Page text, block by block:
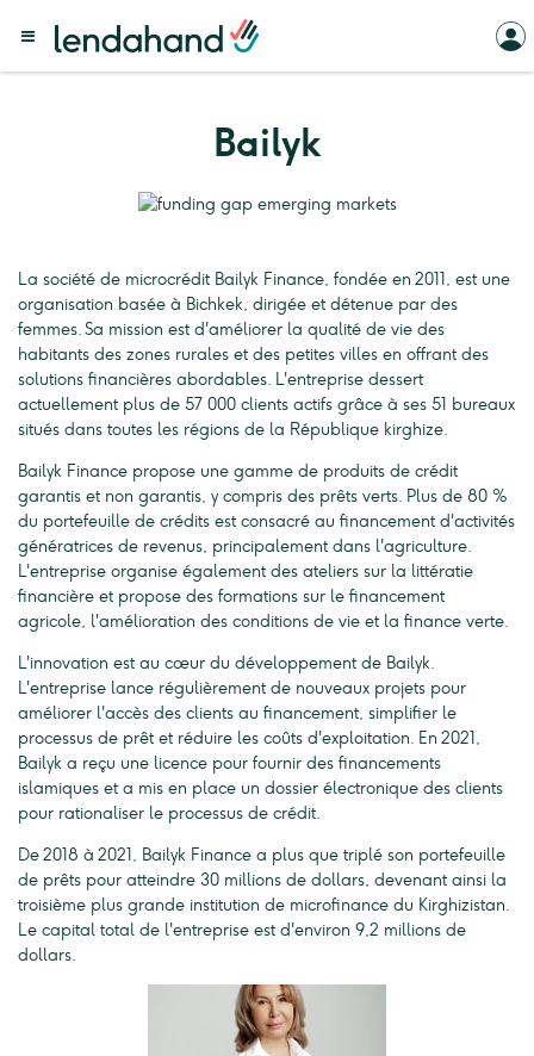
Bailyk
La société de microcrédit Bailyk Finance, fondée en 2011, est une
organisation basée à Bichkek, dirigée et détenue par des
femmes. Sa mission est d'améliorer la qualité de vie des
habitants des zones rurales et des petites villes en offrant des
solutions financières abordables. L'entreprise dessert
actuellement plus de 57 000 clients actifs grâce à ses 51 bureaux
situés dans toutes les régions de la République kirghize.
Bailyk Finance propose une gamme de produits de crédit
garantis et non garantis, y compris des prêts verts. Plus de 80 %
du portefeuille de crédits est consacré au financement d'activités
génératrices de revenus, principalement dans l'agriculture.
L'entreprise organise également des ateliers sur la littératie
financière et propose des formations sur le financement
agricole, l'amélioration des conditions de vie et la finance verte.
L'innovation est au cœur du développement de Bailyk.
L'entreprise lance régulièrement de nouveaux projets pour
améliorer l'accès des clients au financement, simplifier le
processus de prêt et réduire les coûts d'exploitation. En 2021,
Bailyk a reçu une licence pour fournir des financements
islamiques et a mis en place un dossier électronique des clients
pour rationaliser le processus de crédit.
De 2018 à 2021, Bailyk Finance a plus que triplé son portefeuille
de prêts pour atteindre 30 millions de dollars, devenant ainsi la
troisième plus grande institution de microfinance du Kirghizistan.
Le capital total de l'entreprise est d'environ 9,2 millions de
dollars.